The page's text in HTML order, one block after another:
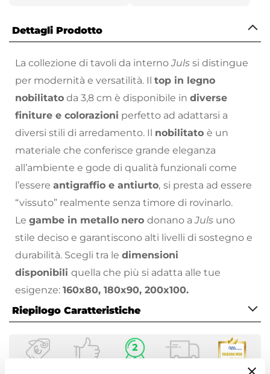
Dettagli Prodotto
La collezione di tavoli da internoJuls si distingue
per modernità e versatilità. Il top in legno
nobilitato da 3,8 cm è disponibile in diverse
finiture e colorazioni perfetto ad adattarsi a
diversi stili di arredamento. Il nobilitato è un
materiale che conferisce grande eleganza
all’ambiente e gode di qualità funzionali come
l’essere antigraffio e antiurto, si presta ad essere
“vissuto” realmente senza timore di rovinarlo.
Le gambe in metallo nero donano aJuls uno
stile deciso e garantiscono alti livelli di sostegno e
durabilità. Scegli tra le dimensioni
disponibili quella che più si adatta alle tue
esigenze: 160x80, 180x90, 200x100.
Juls donerà carattere al tuo ambiente grazie al
Scopri sul nostrocatalogo onlinela vasta
Riepilogo Caratteristiche
Caratteristiche
Serie